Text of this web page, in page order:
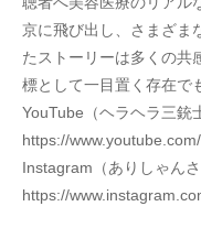
京に飛び出し、さまざま
たストーリーは多くの共
標として一目置く存在で
YouTube（ヘラヘラ三銃
https://
Instagram（ありしゃんさ
https://